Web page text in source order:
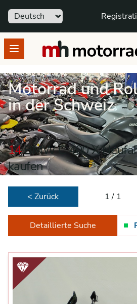
Sprache
Open menumotorradhandel.ch
Motorrad und
in der Schweiz
14BMW C 400 X
kaufen
< Zurück 1 / 1
Detaillierte Suche